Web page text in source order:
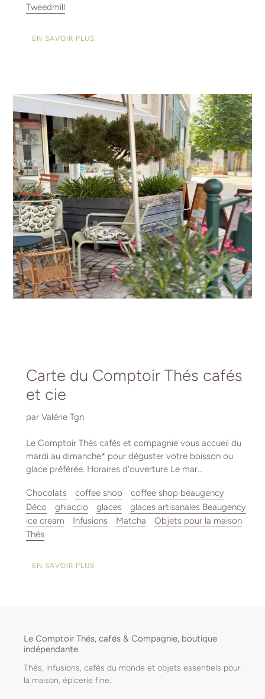
Tweedmill
EN SAVOIR PLUS
Carte du Comptoir Thés cafés
et cie
par Valérie Tgn
Le Comptoir Thés cafés et compagnie vous accueil du
mardi au dimanche* pour déguster votre boisson ou
glace préférée. Horaires d'ouverture Le mar...
Chocolats coffee shop
coffee shop beaugency
Déco
ghiaccio glaces
glaces artisanales Beaugency
ice cream
Infusions Matcha
Objets pour la maison
Thés
EN SAVOIR PLUS
Le Comptoir Thés, cafés & Compagnie, boutique
indépendante
Thés, infusions, cafés du monde et objets essentiels pour
la maison, épicerie fine.